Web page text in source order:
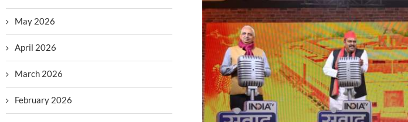
May 2026
April 2026
March 2026
February 2026